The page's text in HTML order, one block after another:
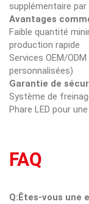
supplémentaire
Avantages
Faible quantité
production rapide
Services OEM/
personnalisées)
Garantie de
Système de
Phare LED pour
FAQ
Q:Êtes-vous une